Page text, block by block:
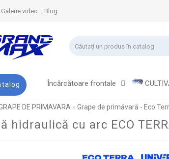
Galerie video Blog
Încărcătoare frontale
DE PRIMAVARA Grape de primăvară - Eco
hidraulică cu arc ECO